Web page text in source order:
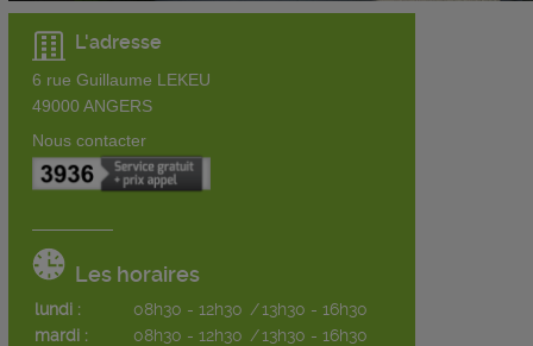
L'adresse
6 rue Guillaume LEKEU
49000 ANGERS
Nous contacter
Les horaires
lundi : 08h30 - 12h30 /13h30 - 16h30
mardi :
08h30 - 12h30 /13h30 - 16h30